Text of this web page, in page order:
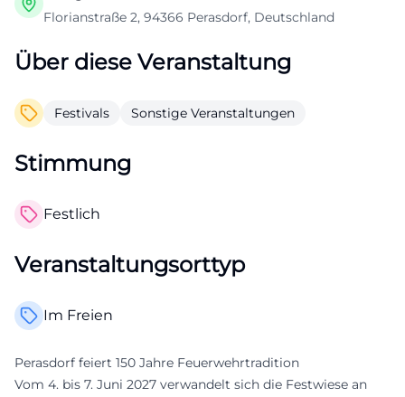
Florianstraße 2, 94366 Perasdorf, Deutschland
Über diese Veranstaltung
Festivals Sonstige Veranstaltungen
Stimmung
Festlich
Veranstaltungsorttyp
Im Freien
Perasdorf feiert 150 Jahre Feuerwehrtradition
Vom 4. bis 7. Juni 2027 verwandelt sich die Festwiese an